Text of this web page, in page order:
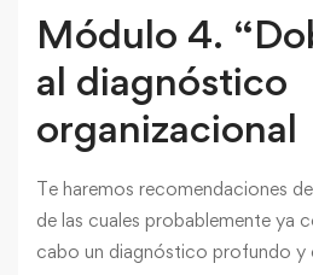
Módulo 4.
al diagnóstico
organizacional
Te haremos recomendaciones
de las cuales probablemente ya
cabo un diagnóstico profundo y